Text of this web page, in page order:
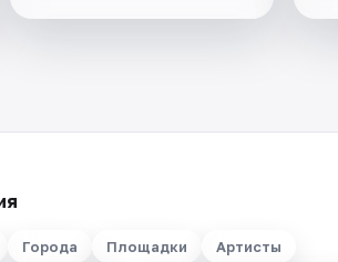
Города Площадки Артисты